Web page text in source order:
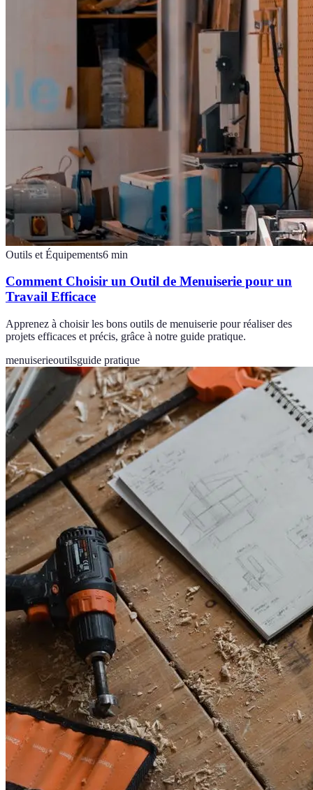
Outils et Équipements6 min
Comment Choisir un Outil de Menuiserie pour un
Travail Efficace
Apprenez à choisir les bons outils de menuiserie pour réaliser des
projets efficaces et précis, grâce à notre guide pratique.
menuiserieoutilsguide pratique